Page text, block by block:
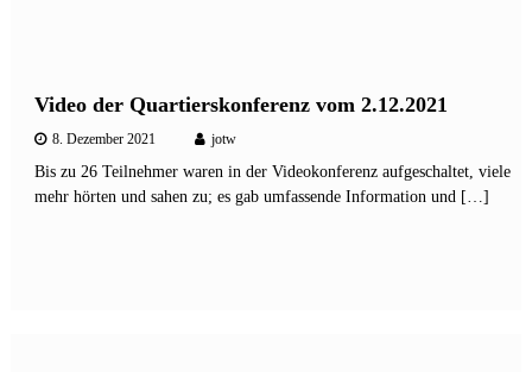
Video der Quartierskonferenz vom 2.12.2021
8. Dezember 2021 jotw
Bis zu 26 Teilnehmer waren in der Videokonferenz aufgeschaltet, viele
mehr hörten und sahen zu; es gab umfassende Information und […]